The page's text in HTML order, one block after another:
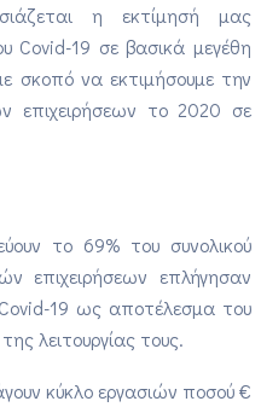
η εκτίμησή μας
Covid-19 σε βασικά μεγέθη
σκοπό να εκτιμήσουμε την
επιχειρήσεων το 2020 σε
το 69% του συνολικού
επιχειρήσεων επλήγησαν
19 ως αποτέλεσμα του
λειτουργίας τους.
κύκλο εργασιών ποσού €